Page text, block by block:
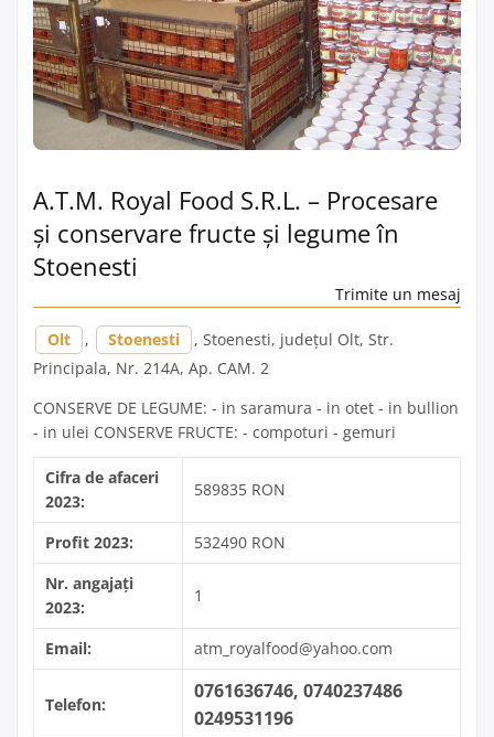
A.T.M. Royal Food S.R.L. – Procesare
și conservare fructe și legume în
Stoenesti
Trimite un mesaj
Olt , Stoenesti
, Stoenesti, județul Olt, Str.
Principala, Nr. 214A, Ap. CAM. 2
CONSERVE DE LEGUME: - in saramura - in otet - in bullion
- in ulei CONSERVE FRUCTE: - compoturi - gemuri
Cifra de afaceri
2023:
589835 RON
Profit 2023:
532490 RON
Nr. angajați
2023:
1
Email: atm_royalfood@yahoo.com
Telefon:
0761636746, 0740237486
0249531196